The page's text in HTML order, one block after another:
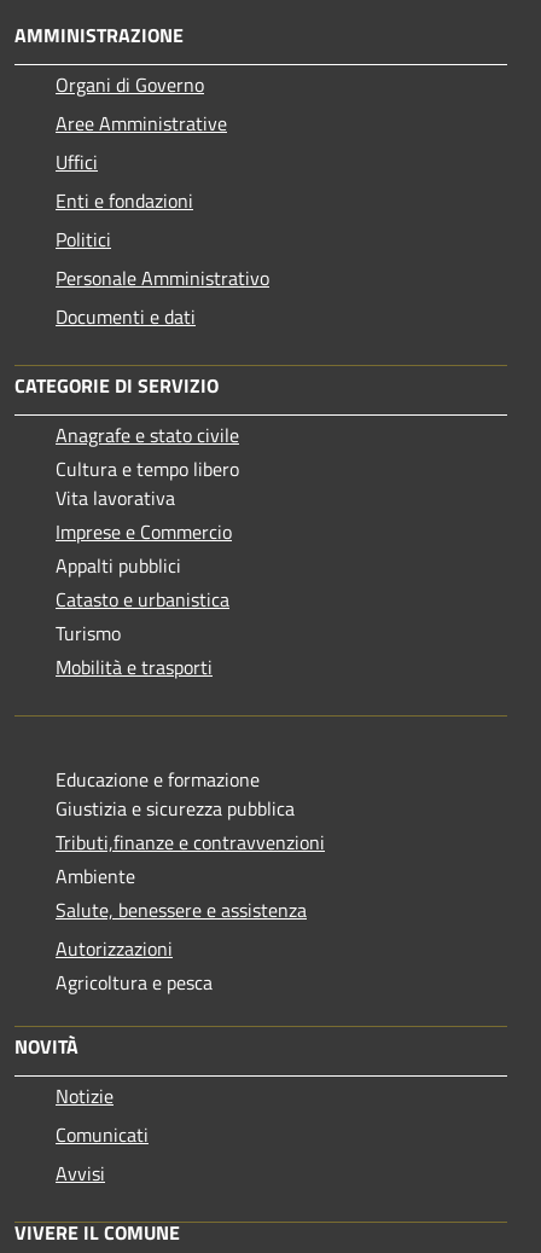
AMMINISTRAZIONE
Organi di Governo
Aree Amministrative
Uffici
Enti e fondazioni
Politici
Personale Amministrativo
Documenti e dati
CATEGORIE DI SERVIZIO
Anagrafe e stato civile
Cultura e tempo libero
Vita lavorativa
Imprese e Commercio
Appalti pubblici
Catasto e urbanistica
Turismo
Mobilità e trasporti
Educazione e formazione
Giustizia e sicurezza pubblica
Tributi,finanze e contravvenzioni
Ambiente
Salute, benessere e assistenza
Autorizzazioni
Agricoltura e pesca
NOVITÀ
Notizie
Comunicati
Avvisi
VIVERE IL COMUNE